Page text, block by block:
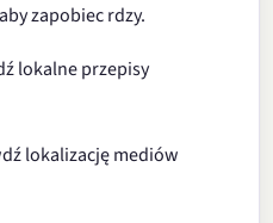
zapobiec rdzy.
lokalne przepisy
lokalizację mediów